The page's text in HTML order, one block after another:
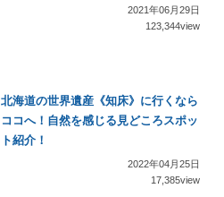
2021年06月29日
123,344view
北海道の世界遺産《知床》に行くなら
ココへ！自然を感じる見どころスポッ
ト紹介！
2022年04月25日
17,385view